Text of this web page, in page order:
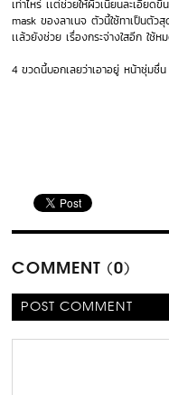
เท่าไหร่ เเต่ช่วยให้ผิวเนียนละเอีย
mask ของลาเนจ ตัวนี้ใช้ทาเป็นตัว
เเล้วยังช่วย เรื่องกระจ่างใสอีก ใช้ห
4 ขวดนี้บอกเลยว่าเอาอยู่ หน้าชุ่มชื่
COMMENT (0)
POST COMMENT